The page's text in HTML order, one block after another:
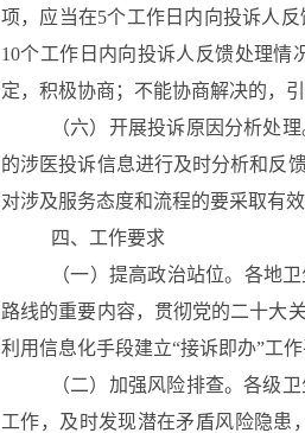
项，应当在5个工作日内向投诉人
10个工作日内向投诉人反馈处理情
定，积极协商；不能协商解决的，
（六）开展投诉原因分析处
的涉医投诉信息进行及时分析和反
对涉及服务态度和流程的要采取有
四、工作要求
（一）提高政治站位。各地
路线的重要内容，贯彻党的二十大
利用信息化手段建立“接诉即办”工
（二）加强风险排查。各级
工作，及时发现潜在矛盾风险隐患